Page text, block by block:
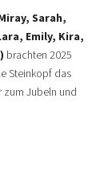
Sarah,
Emily, Kira,
brachten 2025
Steinkopf das
zum Jubeln und